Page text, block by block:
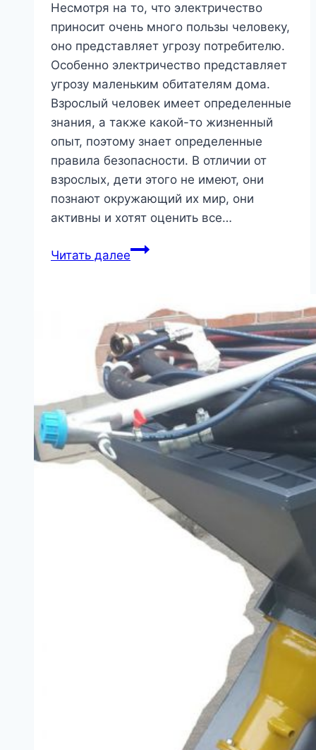
Несмотря на то, что электричество
приносит очень много пользы человеку,
оно представляет угрозу потребителю.
Особенно электричество представляет
угрозу маленьким обитателям дома.
Взрослый человек имеет определенные
знания, а также какой-то жизненный
опыт, поэтому знает определенные
правила безопасности. В отличии от
взрослых, дети этого не имеют, они
познают окружающий их мир, они
активны и хотят оценить все…
Читать далееЗащита
поражения
электрическим
током